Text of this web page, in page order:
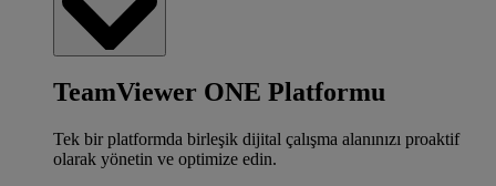
TeamViewer ONE Platformu
Tek bir platformda birleşik dijital çalışma alanınızı proaktif
olarak yönetin ve optimize edin.